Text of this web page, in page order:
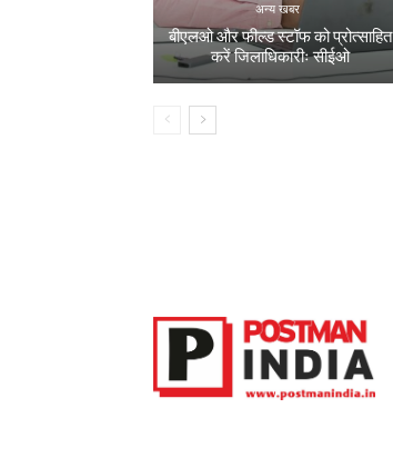
अन्य खबर
बीएलओ और फील्ड स्टॉफ को प्रोत्साहित
करें जिलाधिकारीः सीईओ